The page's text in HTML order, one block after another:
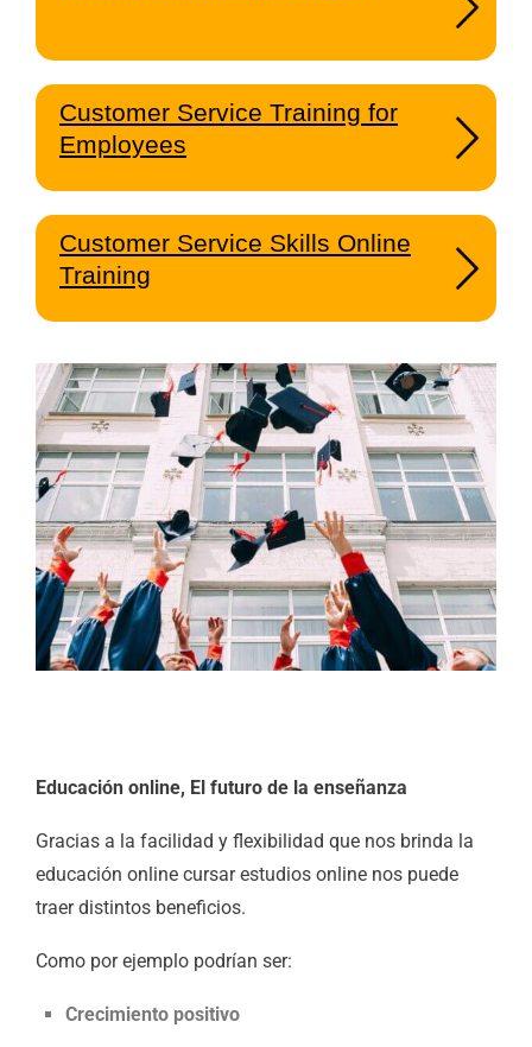
Customer Service Training for
Employees
Customer Service Skills Online
Training
Educación online, El futuro de la enseñanza
Gracias a la facilidad y flexibilidad que nos brinda la
educación online cursar estudios online nos puede
traer distintos beneficios.
Como por ejemplo podrían ser:
Crecimiento positivo